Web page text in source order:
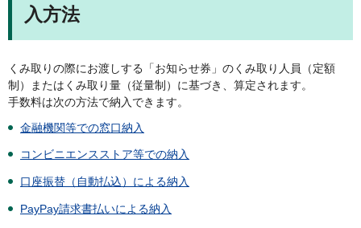
入方法
くみ取りの際にお渡しする「お知らせ券」のくみ取り人員（定額
制）またはくみ取り量（従量制）に基づき、算定されます。
手数料は次の方法で納入できます。
金融機関等での窓口納入
コンビニエンスストア等での納入
口座振替（自動払込）による納入
PayPay請求書払いによる納入